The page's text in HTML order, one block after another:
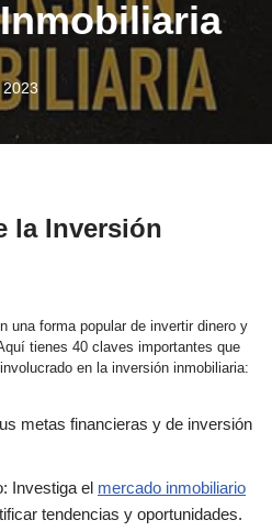
la Inversión
una forma popular de invertir dinero y
tienes 40 claves importantes que
en la inversión inmobiliaria:
metas financieras y de inversión
Investiga el mercado inmobiliario
tendencias y oportunidades.